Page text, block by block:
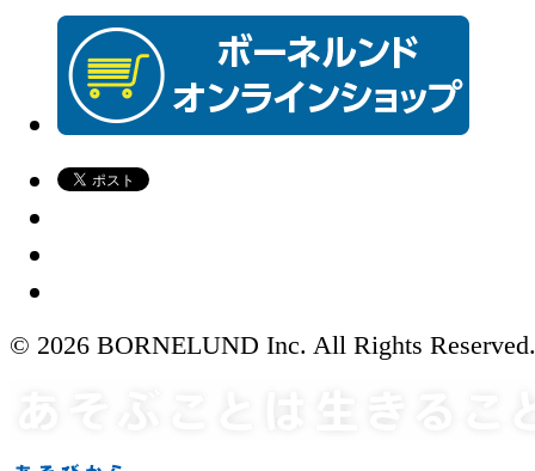
© 2026 BORNELUND Inc. All Rights Reserved.